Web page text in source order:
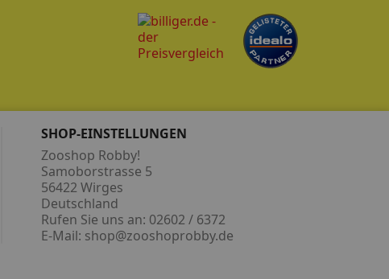
SHOP-EINSTELLUNGEN
Zooshop Robby!
Samoborstrasse 5
56422 Wirges
Deutschland
Rufen Sie uns an: 02602 / 6372
E-Mail: shop@zooshoprobby.de